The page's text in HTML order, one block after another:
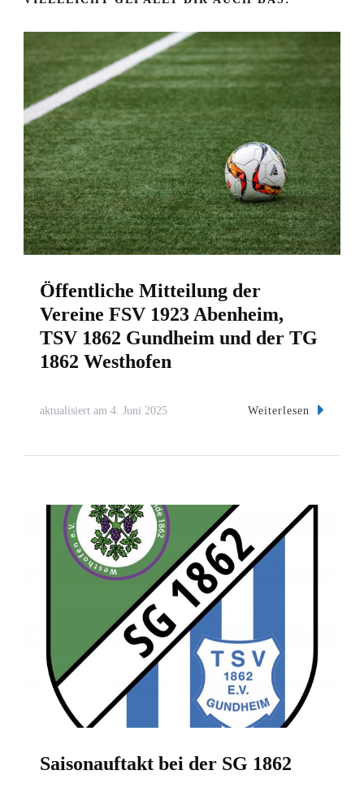
Öffentliche Mitteilung der
Vereine FSV 1923 Abenheim,
TSV 1862 Gundheim und der TG
1862 Westhofen
aktualisiert am 4. Juni 2025 Weiterlesen
Saisonauftakt bei der SG 1862